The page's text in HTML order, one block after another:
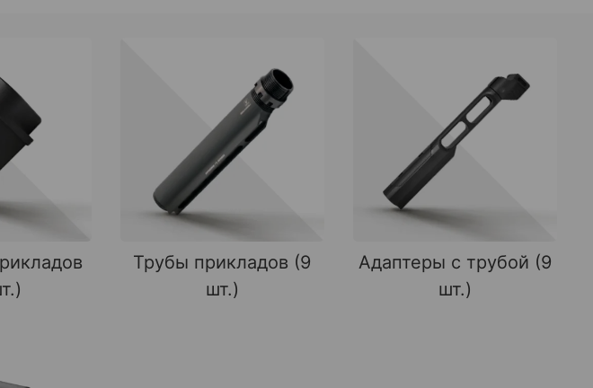
Трубы прикладов (9
шт.)
Адаптеры с трубой (9
шт.)